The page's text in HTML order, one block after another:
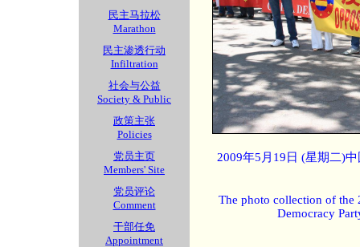
民主马拉松
Marathon
民主渗透行动
Infiltration
社会与公益
Society & Public
政策主张
Policies
党员主页
Members' Site
党员评论
Comment
干部任免
Appointment
2009年5月19日 (星期二)
The photo collection of the
Democracy